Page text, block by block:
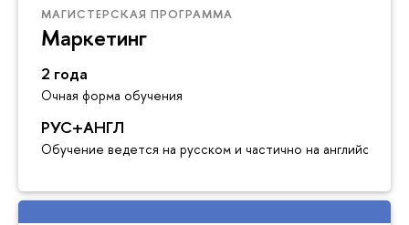
МАГИСТЕРСКАЯ ПРОГРАММА
Маркетинг
2 года
Очная форма обучения
РУС+АНГЛ
Обучение ведется на русском и частично на английском